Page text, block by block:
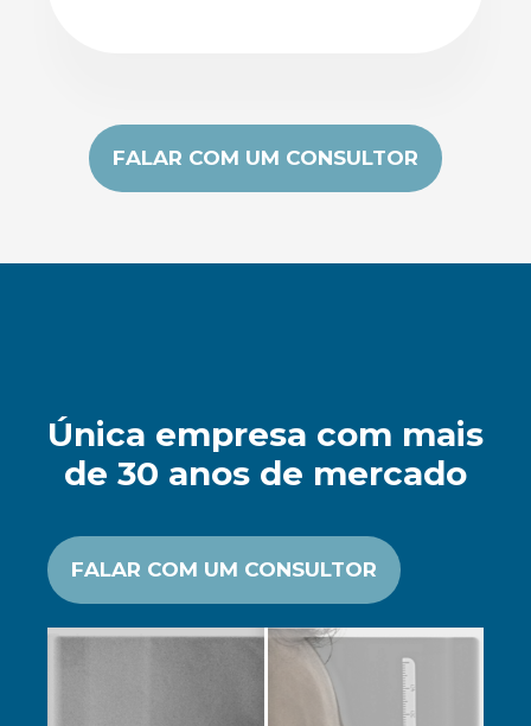
FALAR COM UM CONSULTOR
Única empresa com mais
de 30 anos de mercado
FALAR COM UM CONSULTOR